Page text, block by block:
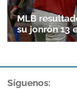
Gracias
MLB
su jonrón 13
Síguenos: